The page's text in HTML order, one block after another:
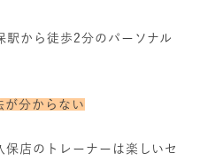
駅から徒歩2分のパーソナル
が分からない
店のトレーナーは楽しいセ